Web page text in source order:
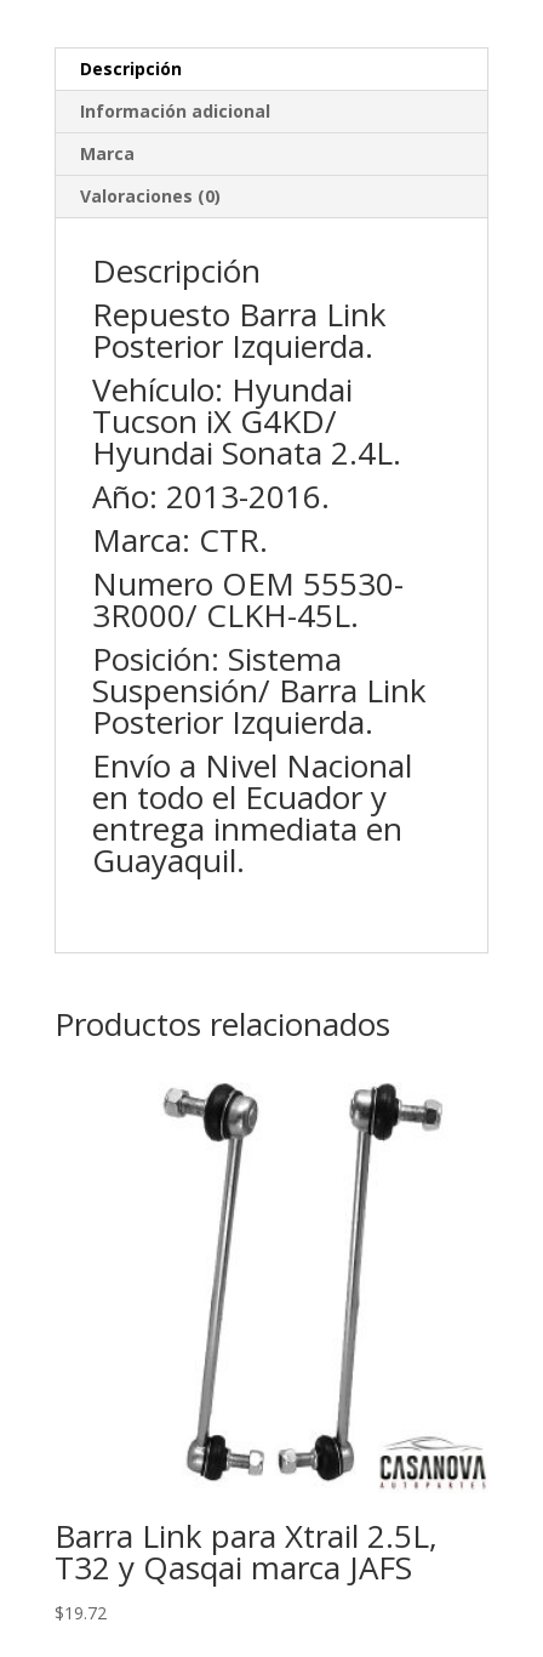
Hyundai
Sonata
2.4L
marca
CTR
cantidad
Descripción
Información adicional
Marca
Valoraciones (0)
Descripción
Repuesto Barra Link
Posterior Izquierda.
Vehículo: Hyundai
Tucson iX G4KD/
Hyundai Sonata 2.4L.
Año: 2013-2016.
Marca: CTR.
Numero OEM 55530-
3R000/ CLKH-45L.
Posición: Sistema
Suspensión/ Barra Link
Posterior Izquierda.
Envío a Nivel Nacional
en todo el Ecuador y
entrega inmediata en
Guayaquil.
Productos relacionados
Barra Link para Xtrail 2.5L,
T32 y Qasqai marca JAFS
$19.72